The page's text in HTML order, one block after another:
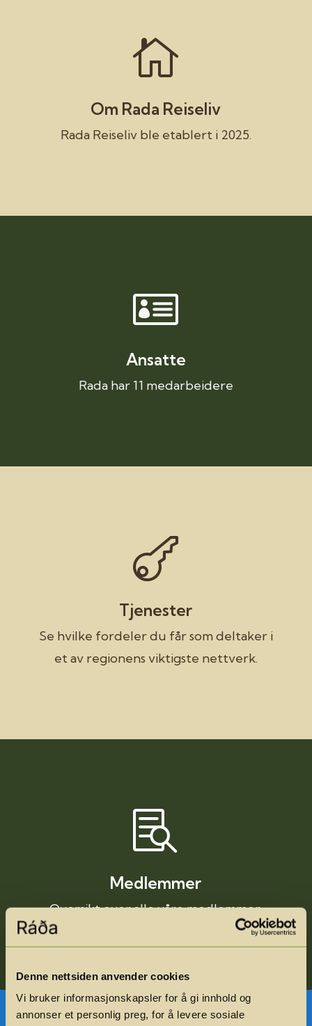
Denne nettsiden anvender cookies
Vi bruker informasjonskapsler for å gi innhold og
annonser et personlig preg, for å levere sosiale

Om Rada Reiseliv
Rada Reiseliv ble etablert i 2025.

Ansatte
Rada har 11 medarbeidere

Tjenester
Se hvilke fordeler du får som deltaker i
et av regionens viktigste nettverk.

Medlemmer
Oversikt over alle våre medlemmer.